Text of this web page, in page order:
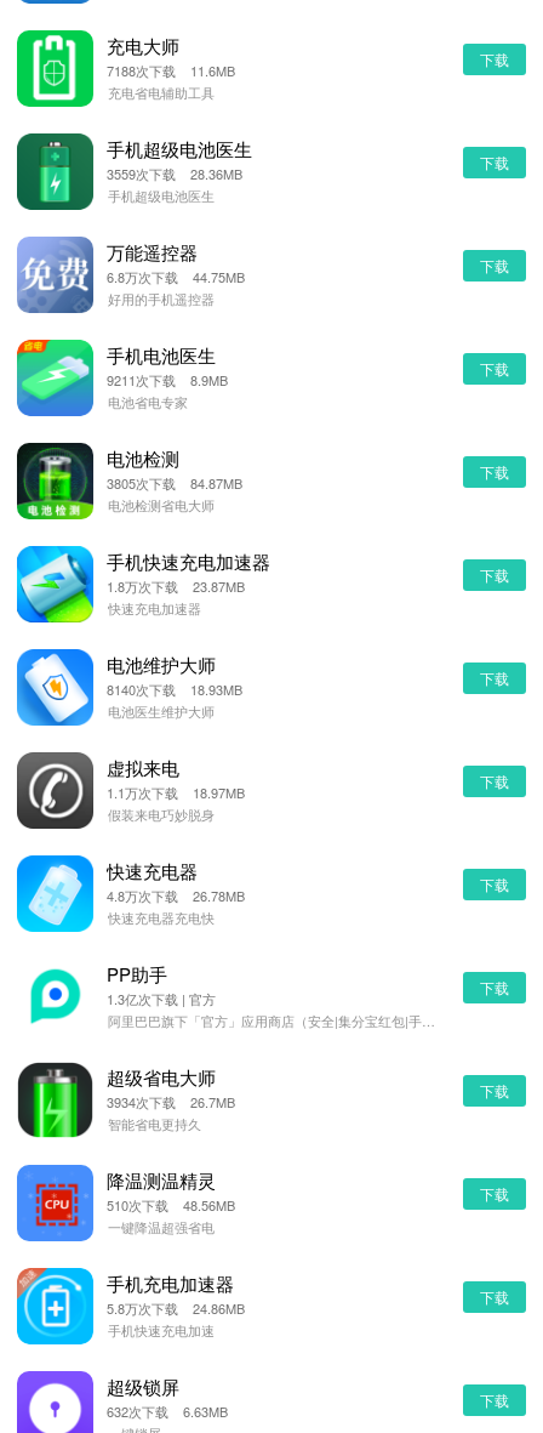
充电大师
7188次下载 11.6MB
充电省电辅助工具
下载
手机超级电池医生
3559次下载 28.36MB
手机超级电池医生
下载
万能遥控器
6.8万次下载 44.75MB
好用的手机遥控器
下载
手机电池医生
9211次下载 8.9MB
电池省电专家
下载
电池检测
3805次下载 84.87MB
电池检测省电大师
下载
手机快速充电加速器
1.8万次下载 23.87MB
快速充电加速器
下载
电池维护大师
8140次下载 18.93MB
电池医生维护大师
下载
虚拟来电
1.1万次下载 18.97MB
假装来电巧妙脱身
下载
快速充电器
4.8万次下载 26.78MB
快速充电器充电快
下载
PP助手
1.3亿次下载 | 官方
下载
超级省电大师
3934次下载 26.7MB
智能省电更持久
下载
降温测温精灵
510次下载 48.56MB
一键降温超强省电
下载
手机充电加速器
5.8万次下载 24.86MB
手机快速充电加速
下载
超级锁屏
632次下载 6.63MB
下载